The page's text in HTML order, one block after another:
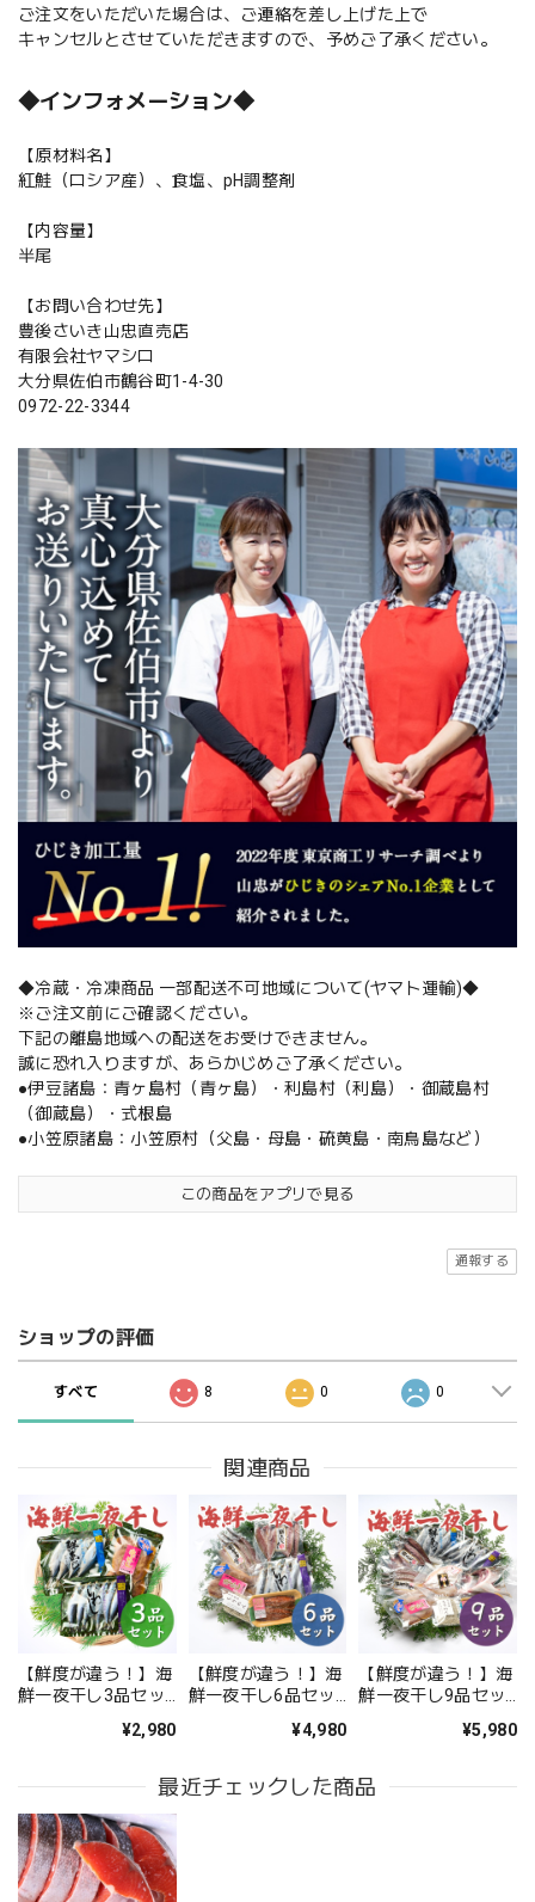
ご注文をいただいた場合は、ご連絡を差し上げた上で
キャンセルとさせていただきますので、予めご了承ください。
◆インフォメーション◆
【原材料名】
紅鮭（ロシア産）、食塩、pH調整剤
【内容量】
半尾
【お問い合わせ先】
豊後さいき山忠直売店
有限会社ヤマシロ
大分県佐伯市鶴谷町1-4-30
0972-22-3344
◆冷蔵・冷凍商品 一部配送不可地域について(ヤマト運輸)◆
※ご注文前にご確認ください。
下記の離島地域への配送をお受けできません。
誠に恐れ入りますが、あらかじめご了承ください。
●伊豆諸島：青ヶ島村（青ヶ島）・利島村（利島）・御蔵島村
（御蔵島）・式根島
●小笠原諸島：小笠原村（父島・母島・硫黄島・南鳥島など）
この商品をアプリで見る
通報する
ショップの評価
すべて 8 0 0
関連商品
【鮮度が違う！】海
鮮一夜干し3品セッ
無料】北海道・沖縄
¥2,980
【鮮度が違う！】海
鮮一夜干し6品セッ
道・沖縄は別途送料
¥4,980
【鮮度が違う！】海
鮮一夜干し9品セッ
道・沖縄は別途送料
¥5,980
最近チェックした商品